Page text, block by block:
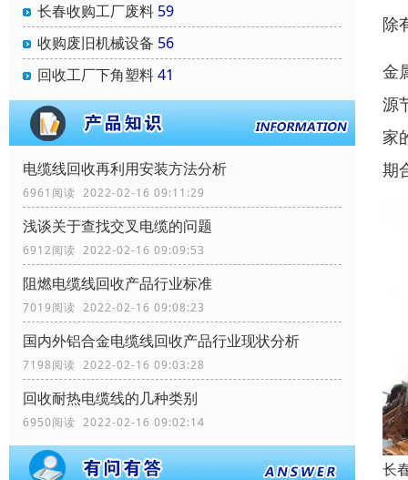
长春收购工厂废料 59
收购废旧机械设备 56
回收工厂下角塑料41
电缆线回收再利用安装方法分析
6961阅读 2022-02-16 09:11:29
浅谈关于查找交叉电缆的问题
6912阅读 2022-02-16 09:09:53
阻燃电缆线回收产品行业标准
7019阅读 2022-02-16 09:08:23
国内外铝合金电缆线回收产品行业现状分析
7198阅读 2022-02-16 09:03:28
回收耐热电缆线的几种类别
6950阅读 2022-02-16 09:02:14
除
金
源
家
期
长